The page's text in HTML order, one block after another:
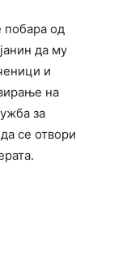
побара од
да му
и
на
за
се отвори